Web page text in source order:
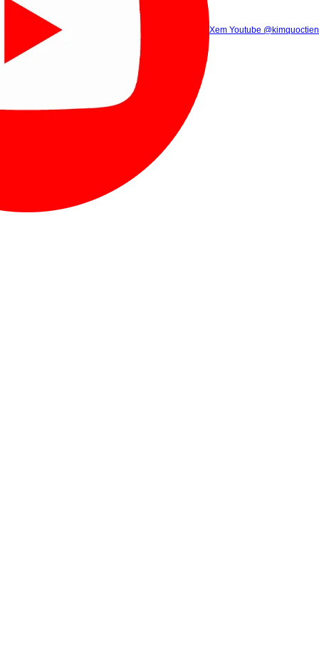
Xem Tik Tok
Gọi điện (8h00 - 21h30)
Xem Youtube @kimquoctien